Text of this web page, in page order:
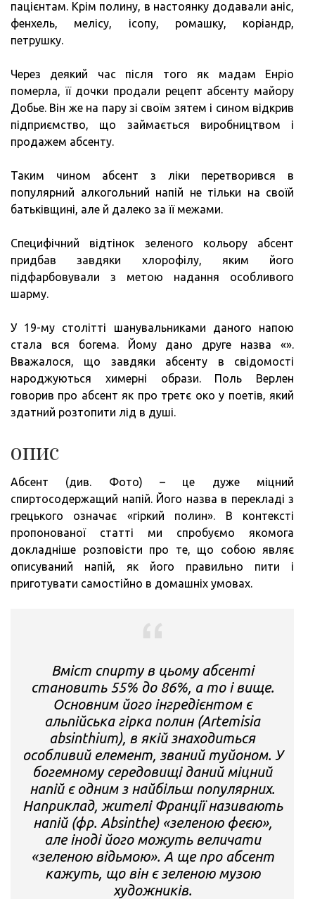
пацієнтам. Крім полину, в настоянку додавали аніс,
фенхель, мелісу, ісопу, ромашку, коріандр,
петрушку.
Через деякий час після того як мадам Енріо
померла, її дочки продали рецепт абсенту майору
Добье. Він же на пару зі своїм зятем і сином відкрив
підприємство, що займається виробництвом і
продажем абсенту.
Таким чином абсент з ліки перетворився в
популярний алкогольний напій не тільки на своїй
батьківщині, але й далеко за її межами.
Специфічний відтінок зеленого кольору абсент
придбав завдяки хлорофілу, яким його
підфарбовували з метою надання особливого
шарму.
У 19-му столітті шанувальниками даного напою
стала вся богема. Йому дано друге назва «».
Вважалося, що завдяки абсенту в свідомості
народжуються химерні образи. Поль Верлен
говорив про абсент як про третє око у поетів, який
здатний розтопити лід в душі.
опис
Абсент (див. Фото) – це дуже міцний
спиртосодержащий напій. Його назва в перекладі з
грецького означає «гіркий полин». В контексті
пропонованої статті ми спробуємо якомога
докладніше розповісти про те, що собою являє
описуваний напій, як його правильно пити і
приготувати самостійно в домашніх умовах.
Вміст спирту в цьому абсенті
становить 55% до 86%, а то і вище.
Основним його інгредієнтом є
альпійська гірка полин (Artemisia
absinthium), в якій знаходиться
особливий елемент, званий туйоном. У
богемному середовищі даний міцний
напій є одним з найбільш популярних.
Наприклад, жителі Франції називають
напій (фр. Absinthe) «зеленою феєю»,
але іноді його можуть величати
«зеленою відьмою». А ще про абсент
кажуть, що він є зеленою музою
художників.